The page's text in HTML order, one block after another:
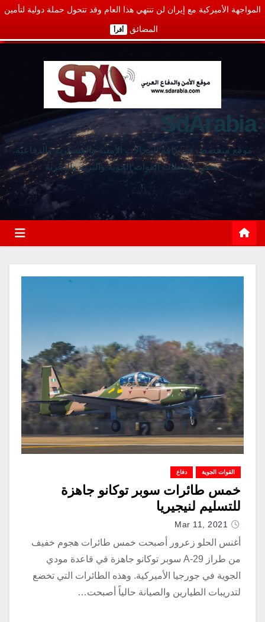
المواجهة الأميركية مع إيران لن تنتهي هذا العام وقد تتحول حملة دولية لتأمين
المضائق أقرأ
SdArabia
موقع متخصص في كافة المجالات الأمنية والعسكرية والدفاعية،
يغطي نشاطات القوات الجوية والبرية والبحرية
القوات الجوية دفاع
خمس طائرات سوبر توكانو جاهزة
للتسليم لنيجيريا
Mar 11, 2021
أغنس الحلو زعرور أصبحت خمس طائرات هجوم خفيف
من طراز A-29 سوبر توكانو جاهزة في قاعدة مودي
الجوية في جورجيا الأميركية. وهذه الطائرات التي تخضع
لتدريبات الطيارين والصيانة حالياً أصبحت…